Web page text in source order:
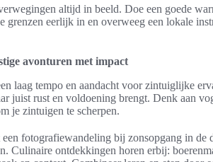
altijd in beeld. Doe een goede
grenzen eerlijk in en overweeg een lokale
avonturen met impact
laag tempo en aandacht voor zintuiglijke
juist rust en voldoening brengt. Denk aan
je zintuigen te scherpen.
fotografiewandeling bij zonsopgang in de
Culinaire ontdekkingen horen erbij: